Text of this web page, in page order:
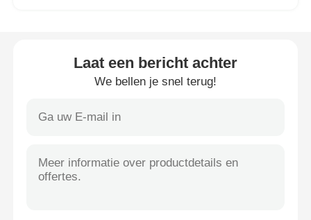
industriële smeltende oven
aluminium smeltoven
Vacuümsinteroven
Laat een bericht achter
We bellen je snel terug!